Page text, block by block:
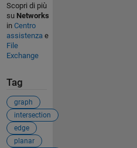
Scopri di più
su Networks
in Centro
assistenza e
File
Exchange
Tag
graph
intersection
edge
planar